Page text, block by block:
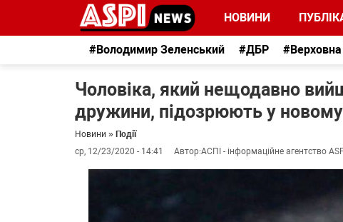
НОВИНИ
#Володимир Зеленський #ДБР
Чоловіка, який нещодавно
дружини, підозрюють у новому
Новини » Події
ср, 12/23/2020 - 14:41
Автор:АСПІ - інформаційне агентство